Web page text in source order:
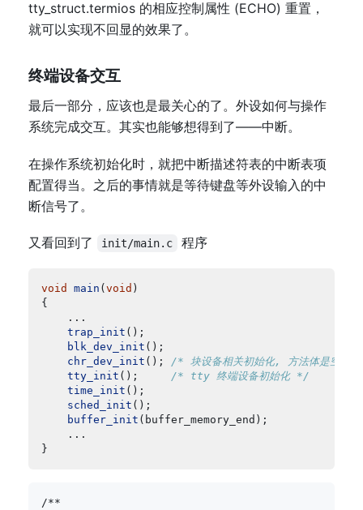
tty_struct.termios 的相应控制属性 (ECHO) 重置，
就可以实现不回显的效果了。
终端设备交互
最后一部分，应该也是最关心的了。外设如何与操作
系统完成交互。其实也能够想得到了——中断。
在操作系统初始化时，就把中断描述符表的中断表项
配置得当。之后的事情就是等待键盘等外设输入的中
断信号了。
又看回到了 init/main.c 程序
void main ( void
trap_init
blk_dev_init
chr_dev_init (); /* 块设备相关初始化, 方法体是空的
tty_init (); /* tty 终端设备初始化 */
time_init
sched_init
buffer_init
/**